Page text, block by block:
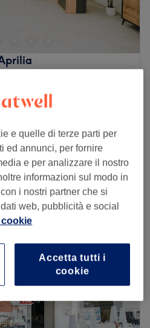
su misura. Qui la cura
personalizzazione e un
la tua unicità e
Lo trovi ad Aprilia, in
servizi di hairstyling
professionali, in un
per i dettagli fa la
al salone
da € 25
dei dettagli del salone
Chiuso
09:00–18:30
09:00–
09:00–18:30
09:00–18:30
09:00 – 18:00
e quelle di terze parti per
ed annunci, per fornire
e per analizzare il nostro
informazioni sul modo in
i nostri partner che si
web, pubblicità e social
Accetta tutti i
cookie